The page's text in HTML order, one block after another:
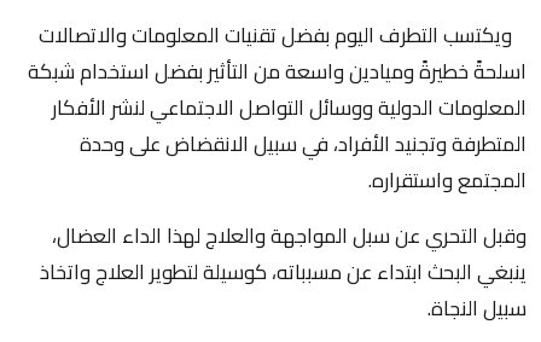
ويكتسب التطرف اليوم بفضل تقنيات المعلومات والاتصالات
اسلحةً خطيرةً وميادين واسعة من التأثير بفضل استخدام شبكة
المعلومات الدولية ووسائل التواصل الاجتماعي لنشر الأفكار
المتطرفة وتجنيد الأفراد، في سبيل الانقضاض على وحدة
المجتمع واستقراره.
وقبل التحري عن سبل المواجهة والعلاج لهذا الداء العضال،
ينبغي البحث ابتداء عن مسبباته، كوسيلة لتطوير العلاج واتخاذ
سبيل النجاة.